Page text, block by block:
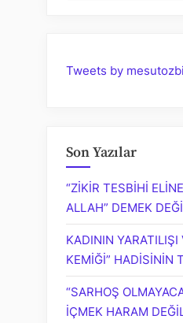
Tweets by
Son Yazılar
“ZİKİR TESBİHİ
ALLAH” DEMEK
KADININ YARATILIŞI
KEMİĞİ” HADİSİNİN
“SARHOŞ
İÇMEK HARAM